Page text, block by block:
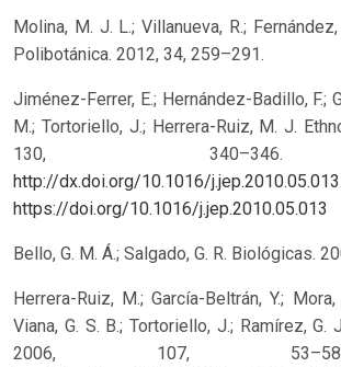
Molina, M. J. L.; Villanueva, R.;
Polibotánica. 2012, 34, 259–291.
Jiménez-Ferrer, E.; Hernández-Badillo, F.;
M.; Tortoriello, J.; Herrera-Ruiz, M. J.
130,
http://dx.doi.org/10.1016/j.jep.2010.05.013
https://doi.org/10.1016/j.jep.2010.05.013
Bello, G. M. Á.; Salgado, G. R. Biológicas.
Herrera-Ruiz, M.; García-Beltrán, Y.;
Viana, G. S. B.; Tortoriello, J.; Ramírez, G.
2006, 107,